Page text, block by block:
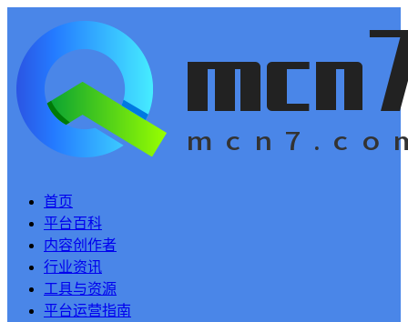
首页
平台百科
内容创作者
行业资讯
工具与资源
平台运营指南